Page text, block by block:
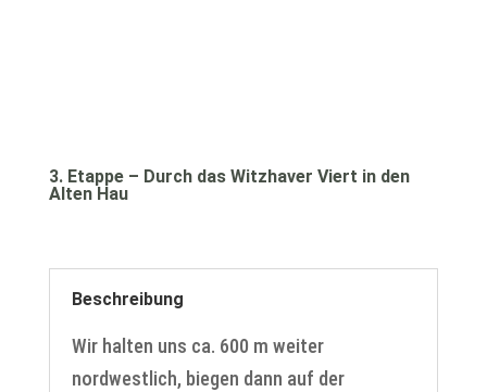
3. Etappe – Durch das Witzhaver Viert in den
Alten Hau
Beschreibung
Wir halten uns ca. 600 m weiter
nordwestlich, biegen dann auf der